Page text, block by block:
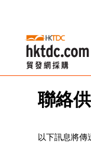
聯絡
以下訊息將傳